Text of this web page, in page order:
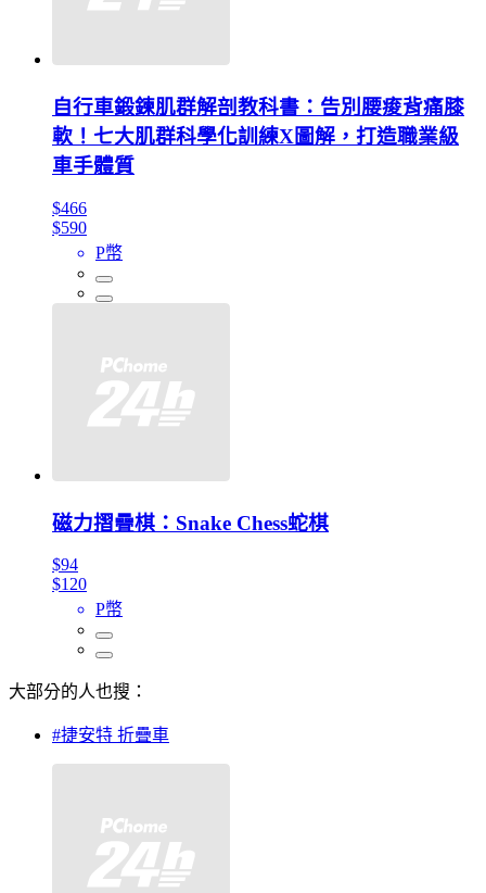
自行車鍛鍊肌群解剖教科書：告別腰痠背痛膝
軟！七大肌群科學化訓練X圖解，打造職業級
車手體質
$466
$590
P幣
磁力摺疊棋：Snake Chess蛇棋
$94
$120
P幣
大部分的人也搜：
#捷安特 折疊車